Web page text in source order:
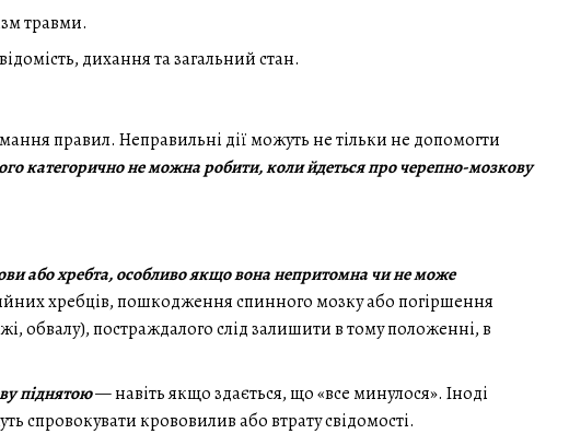
травми.
дихання та загальний стан.
правил. Неправильні дії можуть не тільки не допомогти
категорично не можна робити, коли йдеться про черепно-мозкову
або хребта, особливо якщо вона непритомна чи не може
хребців, пошкодження спинного мозку або погіршення
обвалу), постраждалого слід залишити в тому положенні, в
піднятою— навіть якщо здається, що «все минулося». Іноді
спровокувати крововилив або втрату свідомості.